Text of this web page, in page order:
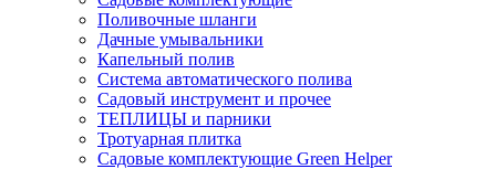
Поливочные шланги
Дачные умывальники
Капельный полив
Система автоматического полива
Садовый инструмент и прочее
ТЕПЛИЦЫ и парники
Тротуарная плитка
Садовые комплектующие Green Helper